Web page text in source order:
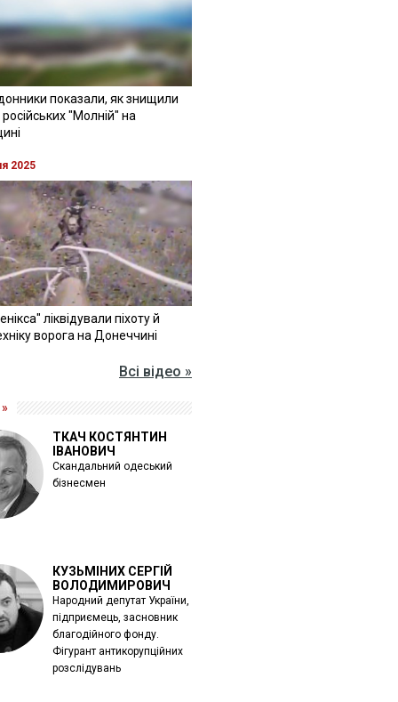
показали, як знищили
російських "Молній" на
2025
ліквідували піхоту й
ворога на Донеччині
Всі відео »
ТКАЧ КОСТЯНТИН
ІВАНОВИЧ
Скандальний одеський
бізнесмен
КУЗЬМІНИХ СЕРГІЙ
ВОЛОДИМИРОВИЧ
Народний депутат України,
підприємець, засновник
благодійного фонду.
Фігурант антикорупційних
розслідувань